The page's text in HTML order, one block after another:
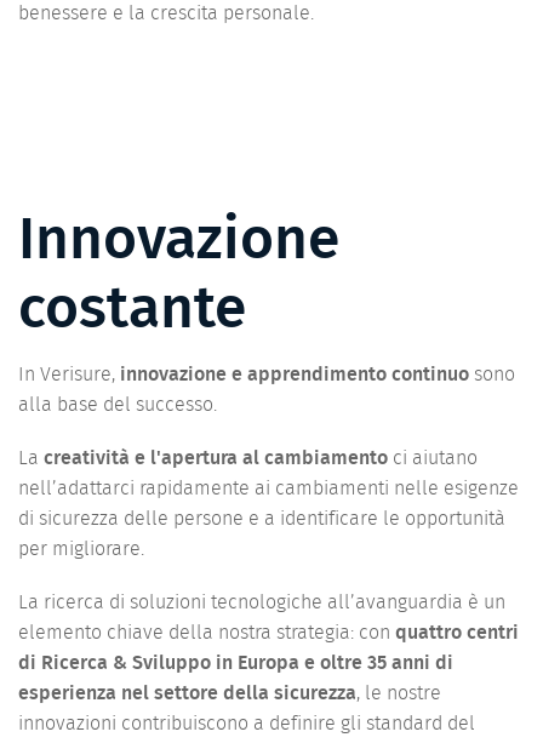
benessere e la crescita personale.
Innovazione
costante
In Verisure, innovazione e apprendimento continuo sono
alla base del successo.
La creatività e l'apertura al cambiamento ci aiutano
nell’adattarci rapidamente ai cambiamenti nelle esigenze
di sicurezza delle persone e a identificare le opportunità
per migliorare.
La ricerca di soluzioni tecnologiche all’avanguardia è un
elemento chiave della nostra strategia: con quattro centri
di Ricerca & Sviluppo in Europa e oltre 35 anni di
esperienza nel settore della sicurezza, le nostre
innovazioni contribuiscono a definire gli standard del